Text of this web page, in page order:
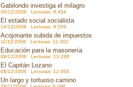
Gabilondo investiga el milagro
20/12/2006 Lecturas: 9.454
El estado social socialista
14/12/2006 Lecturas: 9.559
Acojonante subida de impuestos
11/12/2006 Lecturas: 12.302
Educación para la masonería
08/12/2006 Lecturas: 13.298
El Capitán Lozano
08/12/2006 Lecturas: 12.954
Un largo y tortuoso camino